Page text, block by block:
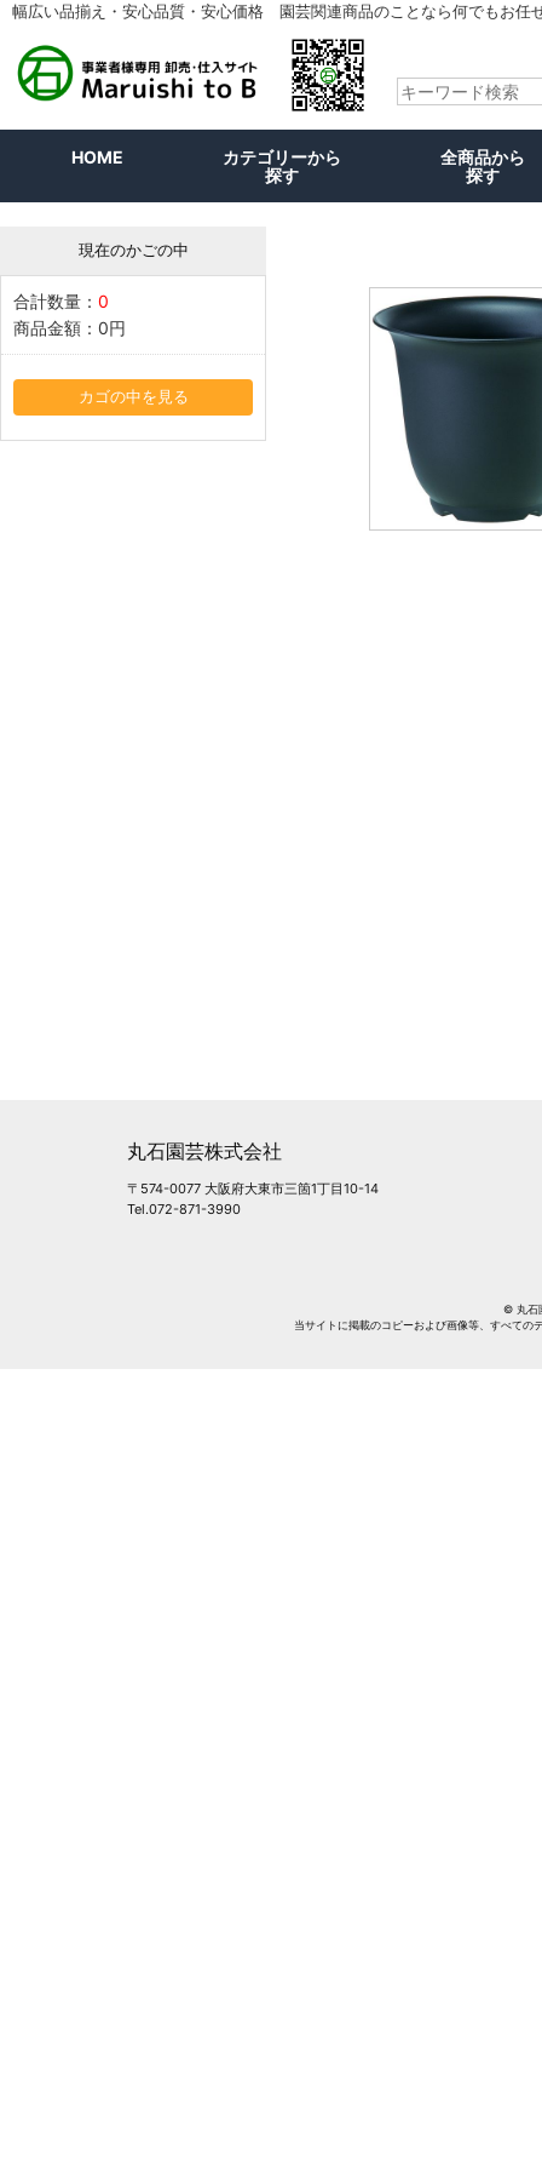
幅広い品揃え・安心品質・安心価格 園芸関連商品のことなら何でもお任
HOME
カテゴリーから
探す
全商品から
探す
現在のかごの中
合計数量： 0
商品金額： 0円
カゴの中を見る
丸石園芸株式会社
〒574-0077 大阪府大東市三箇1丁目10-14
Tel.072-871-3990
© 丸石
当サイトに掲載のコピーおよび画像等、すべての